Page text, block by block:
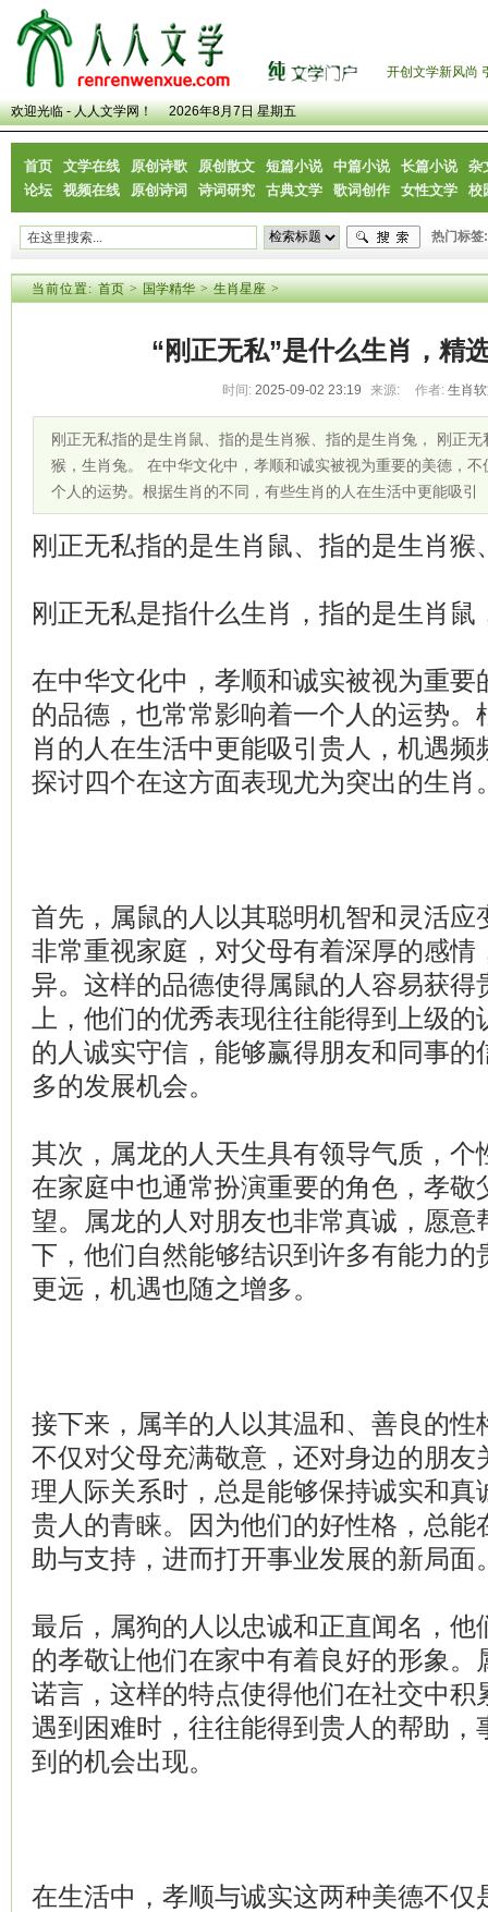
开创文学新风尚
欢迎光临 - 人人文学网！ 2026年8月7日 星期五
首页 文学在线 原创诗歌 原创散文 短篇小说 中篇小说 长篇小说
杂
论坛
视频在线 原创诗词 诗词研究 古典文学 歌词创作 女性文学 校
热门标签:
当前位置: 首页>国学精华>生肖星座>
“刚正无私”是什么生肖，精
时间: 2025-09-02 23:19 来源: 作者: 生肖
刚正无私指的是生肖鼠、指的是生肖猴、指的是生肖兔， 刚正
猴，生肖兔。 在中华文化中，孝顺和诚实被视为重要的美德，
个人的运势。根据生肖的不同，有些生肖的人在生活中更能吸引
刚正无私指的是生肖鼠、指的是生肖猴
刚正无私是指什么生肖，指的是生肖鼠
在中华文化中，孝顺和诚实被视为重要
的品德，也常常影响着一个人的运势
肖的人在生活中更能吸引贵人，机遇
探讨四个在这方面表现尤为突出的生肖
首先，属鼠的人以其聪明机智和灵活应
非常重视家庭，对父母有着深厚的感情
异。这样的品德使得属鼠的人容易获得
上，他们的优秀表现往往能得到上级
的人诚实守信，能够赢得朋友和同事
多的发展机会。
其次，属龙的人天生具有领导气质，个
在家庭中也通常扮演重要的角色，孝敬
望。属龙的人对朋友也非常真诚，愿意
下，他们自然能够结识到许多有能力的
更远，机遇也随之增多。
接下来，属羊的人以其温和、善良的性
不仅对父母充满敬意，还对身边的朋友
理人际关系时，总是能够保持诚实和真
贵人的青睐。因为他们的好性格，总能
助与支持，进而打开事业发展的新局面
最后，属狗的人以忠诚和正直闻名，他
的孝敬让他们在家中有着良好的形象
诺言，这样的特点使得他们在社交中积
遇到困难时，往往能得到贵人的帮助，
到的机会出现。
在生活中，孝顺与诚实这两种美德不仅